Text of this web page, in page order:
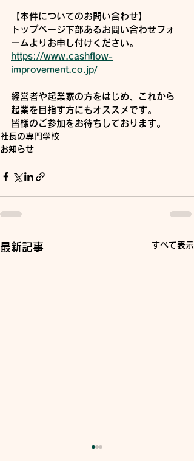
【本件についてのお問い合わせ】
トップページ下部あるお問い合わせフォ
ームよりお申し付けください。
https://www.cashflow-
improvement.co.jp/
経営者や起業家の方をはじめ、これから
起業を目指す方にもオススメです。
皆様のご参加をお待ちしております。
社長の専門学校
お知らせ
最新記事 すべて表示